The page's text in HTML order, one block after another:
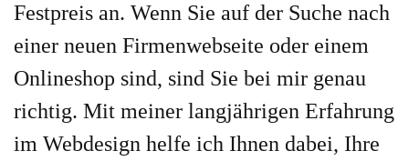
Festpreis an. Wenn Sie auf der Suche nach
einer neuen Firmenwebseite oder einem
Onlineshop sind, sind Sie bei mir genau
richtig. Mit meiner langjährigen Erfahrung
im Webdesign helfe ich Ihnen dabei, Ihre